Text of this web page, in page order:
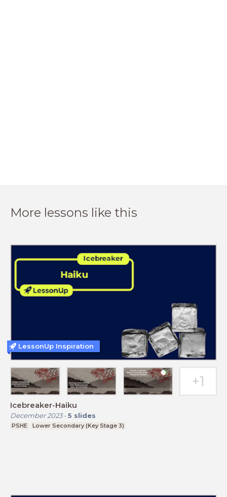
More lessons like this
Icebreaker-Haiku
December 2023- 5 slides
PSHE Lower Secondary (Key Stage 3)
LessonUp Inspiration